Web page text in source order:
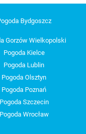
Bydgoszcz
Gorzów Wielkopolski
Pogoda Kielce
Pogoda Lublin
Pogoda Olsztyn
Pogoda Poznań
Pogoda Szczecin
Pogoda Wrocław